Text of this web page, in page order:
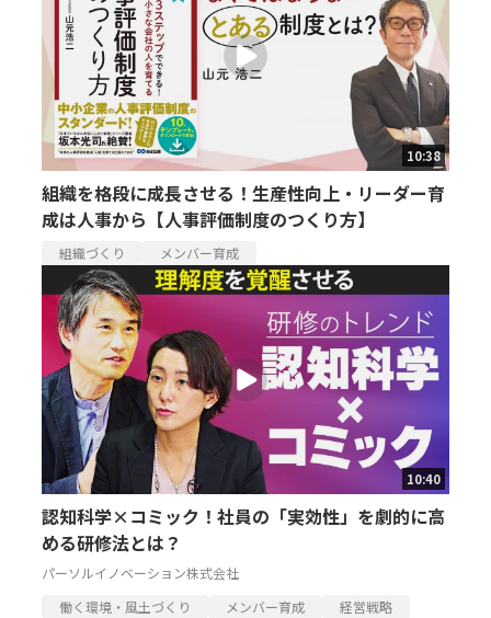
10:38
組織を格段に成長させる！生産性向上・リーダー育
成は人事から【人事評価制度のつくり方】
組織づくり メンバー育成
10:40
認知科学×コミック！社員の「実効性」を劇的に高
める研修法とは？
パーソルイノベーション株式会社
働く環境・風土づくり
メンバー育成 経営戦略